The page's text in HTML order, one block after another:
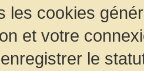
les cookies
et votre
le